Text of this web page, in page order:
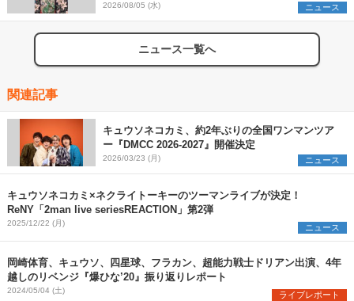
組を発表
2026/08/05 (水) ニュース
ニュース一覧へ
関連記事
キュウソネコカミ、約2年ぶりの全国ワンマンツア
ー『DMCC 2026-2027』開催決定
2026/03/23 (月) ニュース
キュウソネコカミ×ネクライトーキーのツーマンライブが決定！
ReNY「2man live seriesREACTION」第2弾
2025/12/22 (月) ニュース
岡崎体育、キュウソ、四星球、フラカン、超能力戦士ドリアン出演、4年
越しのリベンジ『爆ひな’20』振り返りレポート
2024/05/04 (土) ライブレポート